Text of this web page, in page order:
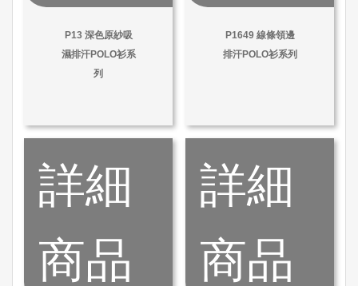
P13 深色原紗吸
濕排汗POLO衫系
列
P1649 線條領邊
排汗POLO衫系列
詳細
商品
詳細
商品